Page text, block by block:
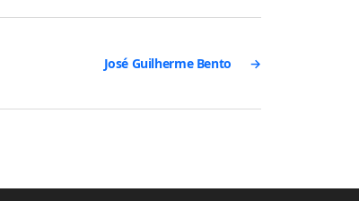
→
José Guilherme Bento